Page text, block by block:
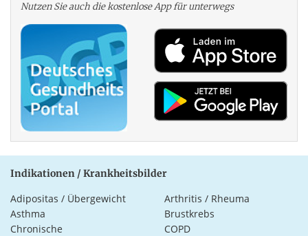
Nutzen Sie auch die kosten­lose App für unterwegs
Indikationen / Krankheitsbilder
Adipositas / Übergewicht
Arthritis / Rheuma
Asthma
Brustkrebs
Chronische
COPD